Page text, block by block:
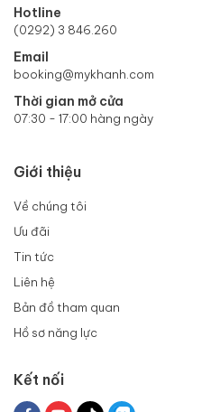
Hotline
(0292) 3 846.260
Email
booking@mykhanh.com
Thời gian mở cửa
07:30 - 17:00 hàng ngày
Giới thiệu
Về chúng tôi
Ưu đãi
Tin tức
Liên hệ
Bản đồ tham quan
Hồ sơ năng lực
Kết nối